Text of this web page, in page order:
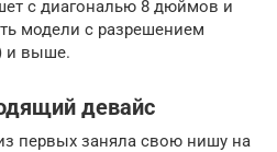
с диагональю 8 дюймов и
модели с разрешением
и выше.
девайс
первых заняла свою нишу на